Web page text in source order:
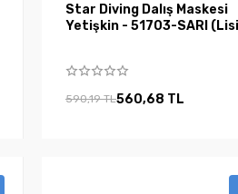
Star Diving Dalış Maskesi
Yetişkin - 51703-SARI
590,19 TL560,68 TL